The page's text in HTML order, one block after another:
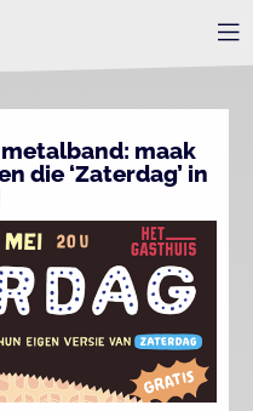
maak
die ‘Zaterdag’ in